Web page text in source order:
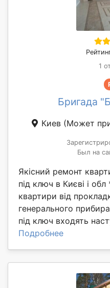
1
Бригада
Киев (Может
Был на
Якісний ремонт
під ключ в Києві і
квартири від
генерального
під ключ входять
Подробнее